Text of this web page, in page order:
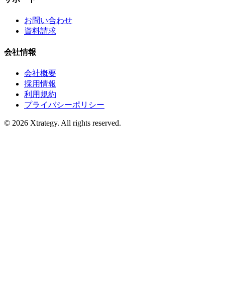
お問い合わせ
資料請求
会社情報
会社概要
採用情報
利用規約
プライバシーポリシー
© 2026 Xtrategy. All rights reserved.